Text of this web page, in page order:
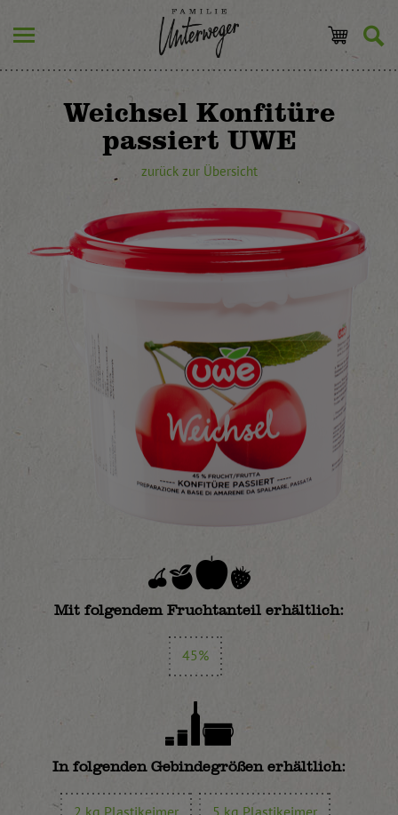
Weichsel Konfitüre
passiert UWE
zurück zur Übersicht
Mit folgendem Fruchtanteil erhältlich:
45%
In folgenden Gebindegrößen erhältlich: